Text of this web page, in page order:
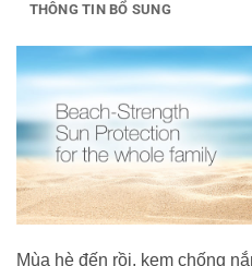
THÔNG TIN BỔ SUNG
Mùa hè đến rồi, kem chống